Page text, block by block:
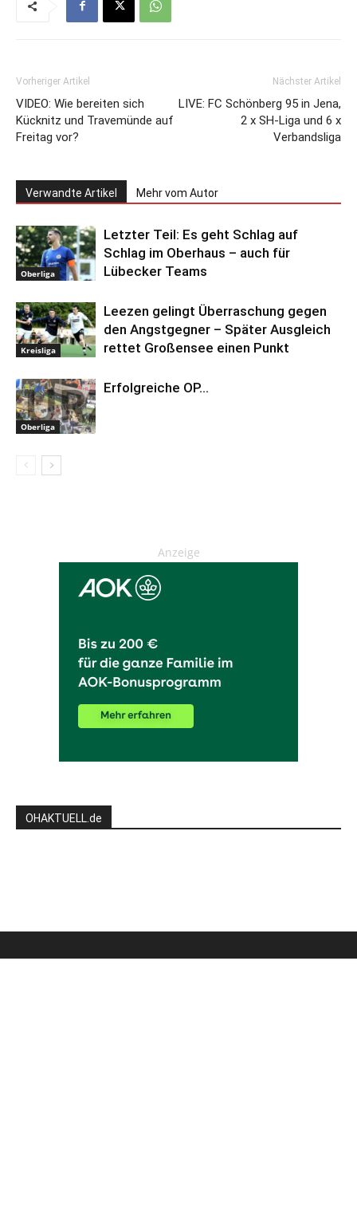
Vorheriger Artikel
VIDEO: Wie bereiten sich
Kücknitz und Travemünde auf
Freitag vor?
Nächster Artikel
LIVE: FC Schönberg 95 in Jena,
2 x SH-Liga und 6 x
Verbandsliga
Verwandte Artikel Mehr vom Autor
Oberliga
Letzter Teil: Es geht Schlag auf
Schlag im Oberhaus – auch für
Lübecker Teams
Kreisliga
Leezen gelingt Überraschung gegen
den Angstgegner – Später Ausgleich
rettet Großensee einen Punkt
Oberliga
Erfolgreiche OP…
Anzeige
OHAKTUELL.de